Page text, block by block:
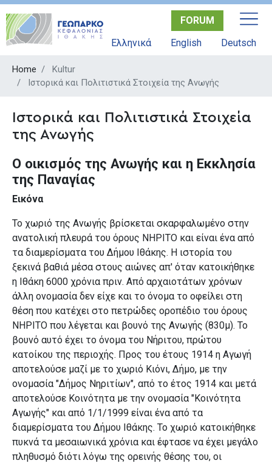
Skip
main
FORUM
Ελληνικά
English Deutsch
Home
Kultur
Ιστορικά και Πολιτιστικά Στοιχεία της Ανωγής
Ιστορικά και Πολιτιστικά Στοιχεία
της Ανωγής
Ο οικισμός της Ανωγής και η Εκκλησία
της Παναγίας
Εικόνα
Το χωριό της Ανωγής βρίσκεται σκαρφαλωμένο στην
ανατολική πλευρά του όρους ΝΗΡΙΤΟ και είναι ένα από
τα διαμερίσματα του Δήμου Ιθάκης. Η ιστορία του
ξεκινά βαθιά μέσα στους αιώνες απ' όταν κατοικήθηκε
η Ιθάκη 6000 χρόνια πριν. Από αρχαιοτάτων χρόνων
άλλη ονομασία δεν είχε και το όνομα το οφείλει στη
θέση που κατέχει στο πετρώδες οροπέδιο του όρους
ΝΗΡΙΤΟ που λέγεται και βουνό της Ανωγής (830μ). Το
βουνό αυτό έχει το όνομα του Νήριτου, πρώτου
κατοίκου της περιοχής. Προς του έτους 1914 η Αγωγή
αποτελούσε μαζί με το χωριό Κιόνι, Δήμο, με την
ονομασία "Δήμος Νηριτίων", από το έτος 1914 και μετά
αποτελούσε Κοινότητα με την ονομασία "Κοινότητα
Αγωγής" και από 1/1/1999 είναι ένα από τα
διαμερίσματα του Δήμου Ιθάκης. Το χωριό κατοικήθηκε
πυκνά τα μεσαιωνικά χρόνια και έφτασε να έχει μεγάλο
πληθυσμό διότι λόγω της ορεινής θέσης του, οι